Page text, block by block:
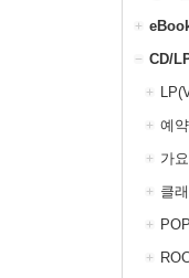
CD/
예
가요
클
POP